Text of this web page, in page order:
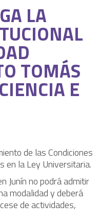
LA
TOMÁS
E
de las Condiciones
en la Ley Universitaria.
Junín no podrá admitir
modalidad y deberá
de actividades,